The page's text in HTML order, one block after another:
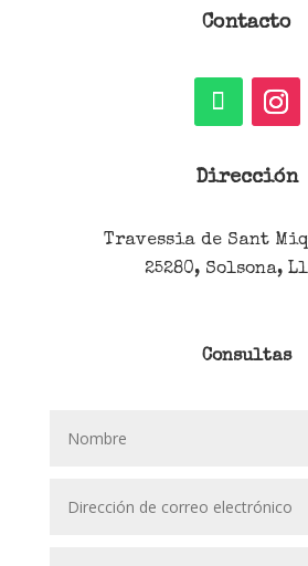
Contacto
Dirección
Travessia de Sant
25280, Solsona,
Consultas